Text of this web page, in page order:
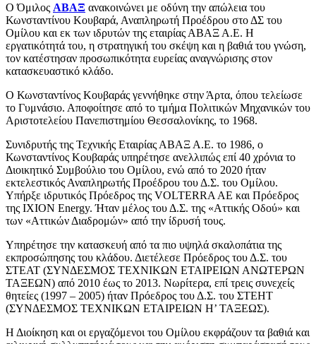
Ο Όμιλος ΑΒΑΞ ανακοινώνει με οδύνη την απώλεια του
Κωνσταντίνου Κουβαρά, Αναπληρωτή Προέδρου στο ΔΣ του
Ομίλου και εκ των ιδρυτών της εταιρίας ΑΒΑΞ Α.Ε. Η
εργατικότητά του, η στρατηγική του σκέψη και η βαθιά του γνώση,
τον κατέστησαν προσωπικότητα ευρείας αναγνώρισης στον
κατασκευαστικό κλάδο.
Ο Κωνσταντίνος Κουβαράς γεννήθηκε στην Άρτα, όπου τελείωσε
το Γυμνάσιο. Αποφοίτησε από το τμήμα Πολιτικών Μηχανικών του
Αριστοτελείου Πανεπιστημίου Θεσσαλονίκης, το 1968.
Συνιδρυτής της Τεχνικής Εταιρίας ΑΒΑΞ Α.Ε. το 1986, ο
Κωνσταντίνος Κουβαράς υπηρέτησε ανελλιπώς επί 40 χρόνια το
Διοικητικό Συμβούλιο του Ομίλου, ενώ από το 2020 ήταν
εκτελεστικός Αναπληρωτής Προέδρου του Δ.Σ. του Ομίλου.
Υπήρξε ιδρυτικός Πρόεδρος της VOLTERRA AE και Πρόεδρος
της IXION Energy. Ήταν μέλος του Δ.Σ. της «Αττικής Οδού» και
των «Αττικών Διαδρομών» από την ίδρυσή τους.
Υπηρέτησε την κατασκευή από τα πιο υψηλά σκαλοπάτια της
εκπροσώπησης του κλάδου. Διετέλεσε Πρόεδρος του Δ.Σ. του
ΣΤΕΑΤ (ΣΥΝΔΕΣΜΟΣ ΤΕΧΝΙΚΩΝ ΕΤΑΙΡΕΙΩΝ ΑΝΩΤΕΡΩΝ
ΤΑΞΕΩΝ) από 2010 έως το 2013. Νωρίτερα, επί τρεις συνεχείς
θητείες (1997 – 2005) ήταν Πρόεδρος του Δ.Σ. του ΣΤΕΗΤ
(ΣΥΝΔΕΣΜΟΣ ΤΕΧΝΙΚΩΝ ΕΤΑΙΡΕΙΩΝ Η’ ΤΑΞΕΩΣ).
Η Διοίκηση και οι εργαζόμενοι του Ομίλου εκφράζουν τα βαθιά και